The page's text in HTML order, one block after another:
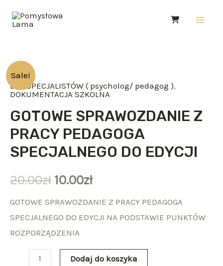
Sale!
DLA SPECJALISTÓW ( psycholog/ pedagog ),
DOKUMENTACJA SZKOLNA
GOTOWE SPRAWOZDANIE Z
PRACY PEDAGOGA
SPECJALNEGO DO EDYCJI
20.00zł 10.00zł
GOTOWE SPRAWOZDANIE Z PRACY PEDAGOGA
SPECJALNEGO DO EDYCJI NA PODSTAWIE PUNKTÓW
ROZPORZĄDZENIA
ilość
GOTOWE
Z
PRACY
PEDAGOGA
DO
Dodaj do koszyka